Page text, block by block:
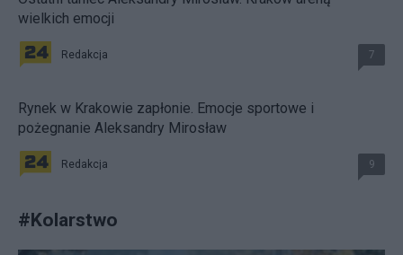
wielkich emocji
Redakcja 7
Rynek w Krakowie zapłonie. Emocje sportowe i
pożegnanie Aleksandry Mirosław
Redakcja 9
#Kolarstwo